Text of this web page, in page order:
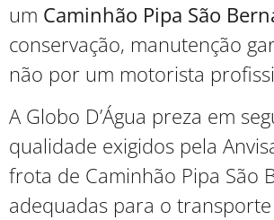
um Caminhão Pipa São
conservação, manutenção
não por um motorista
A Globo D’Água preza em
qualidade exigidos pela
frota de Caminhão Pipa São
adequadas para o